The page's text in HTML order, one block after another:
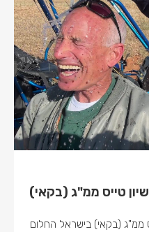
טייס ממ"ג (בקאי)
ממ"ג (בקאי) בישראל החלום